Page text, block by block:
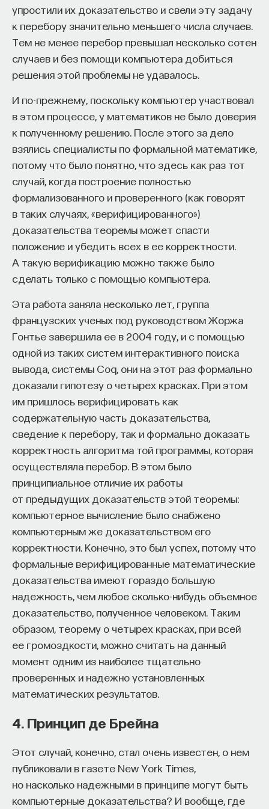
упростили их доказательство и свели эту задачу
к перебору значительно меньшего числа случаев.
Тем не менее перебор превышал несколько сотен
случаев и без помощи компьютера добиться
решения этой проблемы не удавалось.
И по-прежнему, поскольку компьютер участвовал
в этом процессе, у математиков не было доверия
к полученному решению. После этого за дело
взялись специалисты по формальной математике,
потому что было понятно, что здесь как раз тот
случай, когда построение полностью
формализованного и проверенного (как говорят
в таких случаях, «верифицированного»)
доказательства теоремы может спасти
положение и убедить всех в ее корректности.
А такую верификацию можно также было
сделать только с помощью компьютера.
Эта работа заняла несколько лет, группа
французских ученых под руководством Жоржа
Гонтье завершила ее в 2004 году, и с помощью
одной из таких систем интерактивного поиска
вывода, системы Coq, они на этот раз формально
доказали гипотезу о четырех красках. При этом
им пришлось верифицировать как
содержательную часть доказательства,
сведение к перебору, так и формально доказать
корректность алгоритма той программы, которая
осуществляла перебор. В этом было
принципиальное отличие их работы
от предыдущих доказательств этой теоремы:
компьютерное вычисление было снабжено
компьютерным же доказательством его
корректности. Конечно, это был успех, потому что
формальные верифицированные математические
доказательства имеют гораздо большую
надежность, чем любое сколько-нибудь объемное
доказательство, полученное человеком. Таким
образом, теорему о четырех красках, при всей
ее громоздкости, можно считать на данный
момент одним из наиболее тщательно
проверенных и надежно установленных
математических результатов.
4. Принцип де Брейна
Этот случай, конечно, стал очень известен, о нем
публиковали в газете New York Times,
но насколько надежными в принципе могут быть
компьютерные доказательства? И вообще, где
НАД МАТЕРИАЛОМ РАБОТАЛИ
Ивар Максутов
издательского дома "ПостНаука", религиовед
Ульяна Раведовская
Сения Долгачева
редактор ПостНауки
ИСКУССТВЕННЫЙ ИНТЕЛЛЕКТ
220 публикаций
ИСКУССТВЕННЫЙ ИНТЕЛЛЕКТ УНИВЕРСИТЕТ
АКАДЕМИЧЕСКАЯ СРЕДА ОБУЧЕНИЕ
СТРОИТЕЛИ БУДУЩЕГО
Что такое партнёрский материал?
Внеси свой вклад в дело
просвещения!
ПОДДЕРЖАТЬ ПОСТНАУКУ